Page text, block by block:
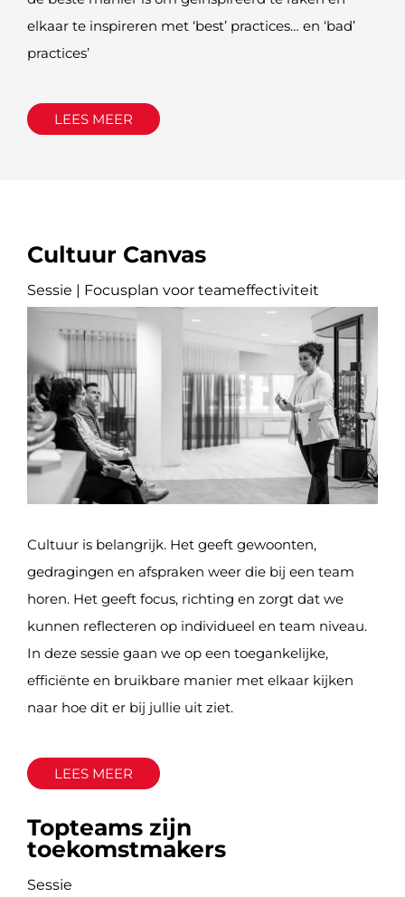
elkaar te inspireren met ‘best’ practices… en ‘bad’
practices’
LEES MEER
Cultuur Canvas
Sessie | Focusplan voor teameffectiviteit
Cultuur is belangrijk. Het geeft gewoonten,
gedragingen en afspraken weer die bij een team
horen. Het geeft focus, richting en zorgt dat we
kunnen reflecteren op individueel en team niveau.
In deze sessie gaan we op een toegankelijke,
efficiënte en bruikbare manier met elkaar kijken
naar hoe dit er bij jullie uit ziet.
LEES MEER
Topteams zijn
toekomstmakers
Sessie